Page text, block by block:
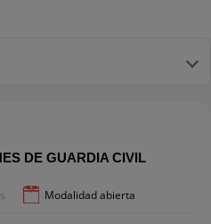
DE GUARDIA CIVIL
Modalidad abierta